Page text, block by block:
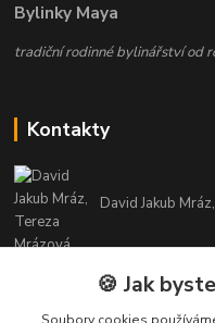
Bylinky Maya
tradiční rodinné bylinářství od
Kontakty
David Jakub
info@bylinky-maya.cz
🍪 Jak